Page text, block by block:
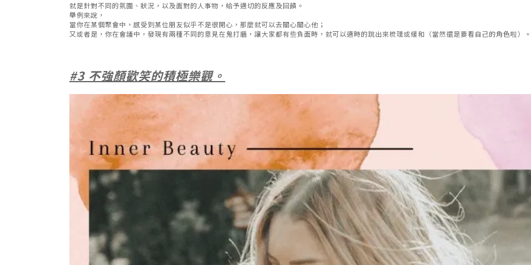
就是針對不同的氛圍、狀況，以及面對的人事物，給予適切的反應及回饋。
舉例來說，
當你在某個聚會中，感受到某位朋友似乎不是很開心，那麼就可以去關心關心他；
又或者是，你在會議中，發現有兩種不同的意見在鬼打牆，讓大家都有些負面時，就可以適時的跳出來梳理或緩和（當然還是要看自己的角色啦）。
#3 不強顏歡笑的積極樂觀。